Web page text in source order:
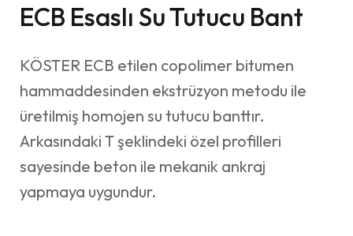
ECB Esaslı Su Tutucu Bant
KÖSTER ECB etilen copolimer bitumen
hammaddesinden ekstrüzyon metodu ile
üretilmiş homojen su tutucu banttır.
Arkasındaki T şeklindeki özel profilleri
sayesinde beton ile mekanik ankraj
yapmaya uygundur.